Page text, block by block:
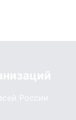
России